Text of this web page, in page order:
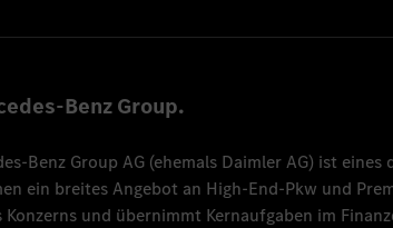
Benz Group.
Benz Group AG (ehemals Daimler AG) ist eines
ein breites Angebot an High-End-Pkw und
Konzerns und übernimmt Kernaufgaben im